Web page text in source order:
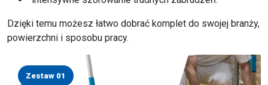
Dzięki temu możesz łatwo dobrać komplet do swojej branży,
powierzchni i sposobu pracy.
Zestaw 01